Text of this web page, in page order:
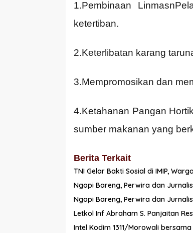
1.Pembinaan
ketertiban.
2.Keterlibatan karang
3.Mempromosikan dan
4.Ketahanan Pangan
sumber makanan yang
Berita Terkait
TNI Gelar Bakti Sosial di IMIP,
Ngopi Bareng, Perwira dan
Ngopi Bareng, Perwira dan
Letkol Inf Abraham S. Panjaitan
Intel Kodim 1311/Morowali